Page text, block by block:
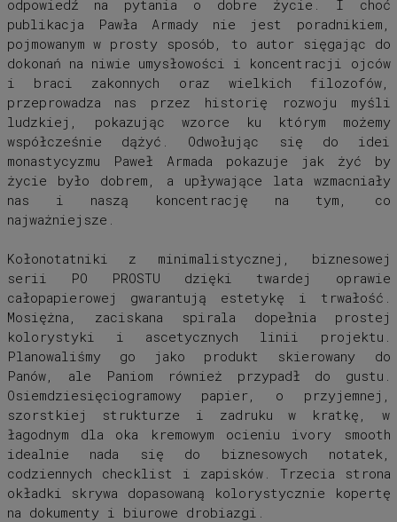
odpowiedź na pytania o dobre życie. I choć
publikacja Pawła Armady nie jest poradnikiem,
pojmowanym w prosty sposób, to autor sięgając do
dokonań na niwie umysłowości i koncentracji ojców
i braci zakonnych oraz wielkich filozofów,
przeprowadza nas przez historię rozwoju myśli
ludzkiej, pokazując wzorce ku którym możemy
współcześnie dążyć. Odwołując się do idei
monastycyzmu Paweł Armada pokazuje jak żyć by
życie było dobrem, a upływające lata wzmacniały
nas i naszą koncentrację na tym, co
najważniejsze.
Kołonotatniki z minimalistycznej, biznesowej
serii PO PROSTU dzięki twardej oprawie
całopapierowej gwarantują estetykę i trwałość.
Mosiężna, zaciskana spirala dopełnia prostej
kolorystyki i ascetycznych linii projektu.
Planowaliśmy go jako produkt skierowany do
Panów, ale Paniom również przypadł do gustu.
Osiemdziesięciogramowy papier, o przyjemnej,
szorstkiej strukturze i zadruku w kratkę, w
łagodnym dla oka kremowym ocieniu ivory smooth
idealnie nada się do biznesowych notatek,
codziennych checklist i zapisków. Trzecia strona
okładki skrywa dopasowaną kolorystycznie kopertę
na dokumenty i biurowe drobiazgi.